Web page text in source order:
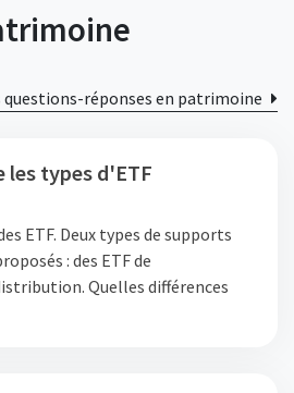
questions-réponses en patrimoine
les types d'ETF
ETF. Deux types de supports
: des ETF de
Quelles différences